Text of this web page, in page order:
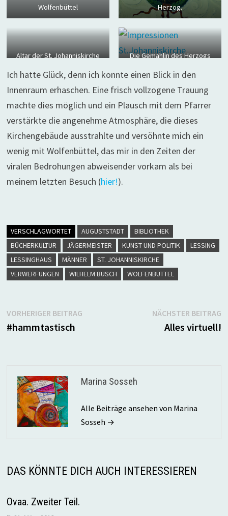
Wolfenbüttel
Herzog.
Altar der St. Johanniskirche
Die Gemahlin des Herzogs
Geduld besiegt alles!
Ich hatte Glück, denn ich konnte einen Blick in den
Innenraum erhaschen. Eine frisch vollzogene Trauung
machte dies möglich und ein Plausch mit dem Pfarrer
verstärkte die angenehme Atmosphäre, die dieses
Kirchengebäude ausstrahlte und versöhnte mich ein
wenig mit Wolfenbüttel, das mir in den Zeiten der
viralen Bedrohungen abweisender vorkam als bei
meinem letzten Besuch (hier!).
VERSCHLAGWORTET AUGUSTSTADT
BIBLIOTHEK
BÜCHERKULTUR
JÄGERMEISTER KUNST UND POLITIK
LESSING
LESSINGHAUS
MÄNNER
ST. JOHANNISKIRCHE
VERWERFUNGEN
WILHELM BUSCH WOLFENBÜTTEL
Beitragsnavigation
VORHERIGER BEITRAGVorheriger
#hammtastisch
NÄCHSTER BEITRAG
Alles virtuell!
Marina Sosseh
Alle Beiträge ansehen von Marina
Sosseh →
DAS KÖNNTE DICH AUCH INTERESSIEREN
Ovaa. Zweiter Teil.